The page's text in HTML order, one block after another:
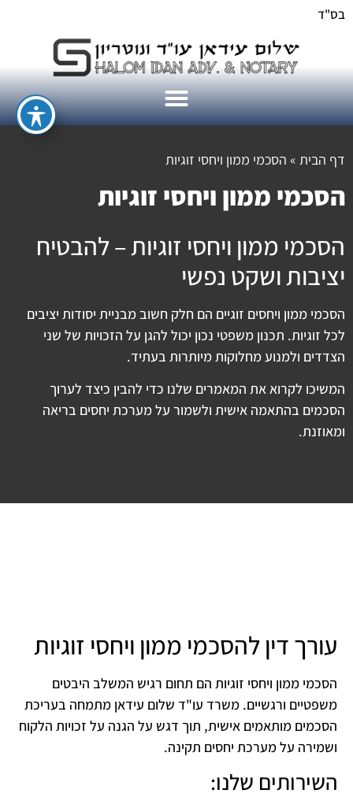
בס"ד
דף הבית » הסכמי ממון ויחסי זוגיות
הסכמי ממון ויחסי זוגיות
הסכמי ממון ויחסי זוגיות – להבטיח
יציבות ושקט נפשי
הסכמי ממון ויחסים זוגיים הם חלק חשוב מבניית יסודות יציבים
לכל זוגיות. תכנון משפטי נכון יכול להגן על הזכויות של שני
הצדדים ולמנוע מחלוקות מיותרות בעתיד.
המשיכו לקרוא את המאמרים שלנו כדי להבין כיצד לערוך
הסכמים בהתאמה אישית ולשמור על מערכת יחסים בריאה
ומאוזנת.
עורך דין להסכמי ממון ויחסי זוגיות
הסכמי ממון ויחסי זוגיות הם תחום רגיש המשלב היבטים
משפטיים ורגשיים. משרד עו"ד שלום עידאן מתמחה בעריכת
הסכמים מותאמים אישית, תוך דגש על הגנה על זכויות הלקוח
ושמירה על מערכת יחסים תקינה.
השירותים שלנו: